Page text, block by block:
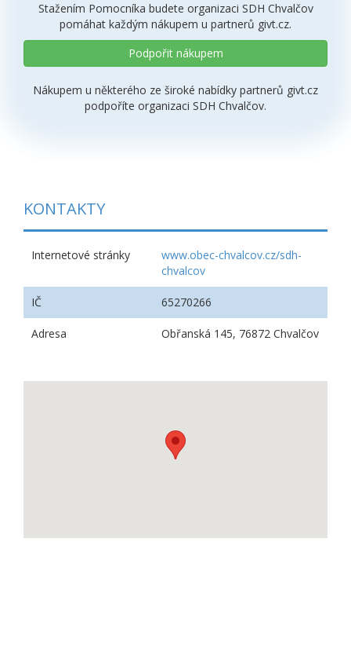
Stažením Pomocníka budete organizaci SDH Chvalčov
pomáhat každým nákupem u partnerů givt.cz.
Podpořit nákupem
Nákupem u některého ze široké nabídky partnerů givt.cz
podpoříte organizaci SDH Chvalčov.
KONTAKTY
Internetové stránky
www.obec-chvalcov.cz/sdh-
chvalcov
IČ 65270266
Adresa Obřanská 145, 76872 Chvalčov